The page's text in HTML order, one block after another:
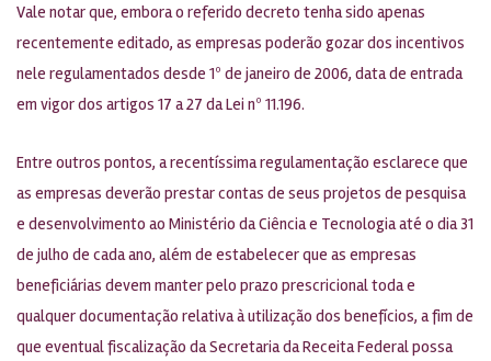
Vale notar que, embora o referido decreto tenha sido apenas
recentemente editado, as empresas poderão gozar dos incentivos
nele regulamentados desde 1º de janeiro de 2006, data de entrada
em vigor dos artigos 17 a 27 da Lei nº 11.196.
Entre outros pontos, a recentíssima regulamentação esclarece que
as empresas deverão prestar contas de seus projetos de pesquisa
e desenvolvimento ao Ministério da Ciência e Tecnologia até o dia 31
de julho de cada ano, além de estabelecer que as empresas
beneficiárias devem manter pelo prazo prescricional toda e
qualquer documentação relativa à utilização dos benefícios, a fim de
que eventual fiscalização da Secretaria da Receita Federal possa